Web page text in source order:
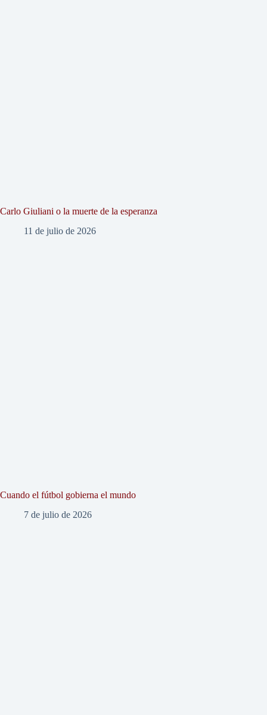
Carlo Giuliani o la muerte de la esperanza
11 de julio de 2026
Cuando el fútbol gobierna el mundo
7 de julio de 2026